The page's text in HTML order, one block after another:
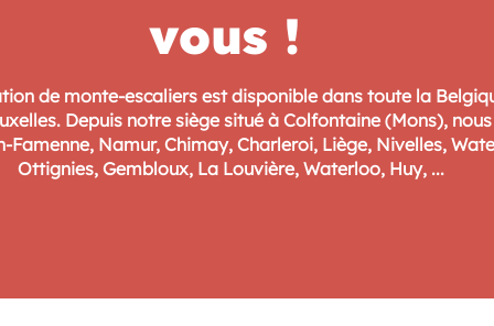
vous !
de monte-escaliers est disponible dans toute la
Depuis notre siège situé à Colfontaine (Mons),
Famenne, Namur, Chimay, Charleroi, Liège, Nivelles,
Ottignies, Gembloux, La Louvière, Waterloo, Huy, ...